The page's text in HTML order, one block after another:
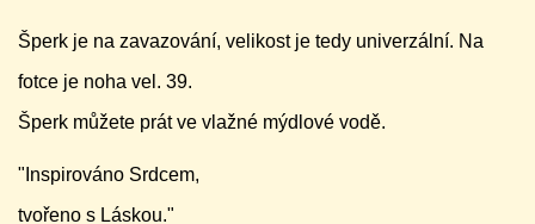
Šperk je na zavazování, velikost je tedy univerzální. Na
fotce je noha vel. 39.
Šperk můžete prát ve vlažné mýdlové vodě.
"Inspirováno Srdcem,
tvořeno s Láskou."